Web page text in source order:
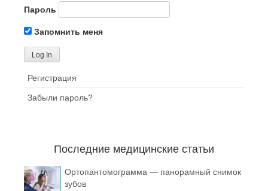
Пароль
Запомнить меня
Регистрация
Забыли пароль?
Последние медицинские статьи
Ортопантомограмма — панорамный снимок
зубов